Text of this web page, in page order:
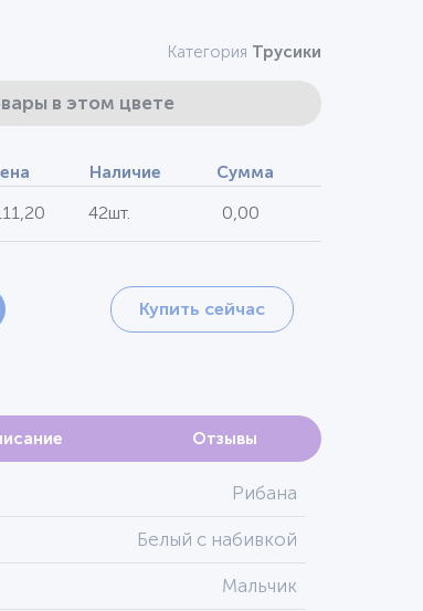
Категория Трусики
в этом цвете
Наличие Сумма
42шт. 0,00
Купить сейчас
Отзывы
Рибана
Белый с набивкой
Мальчик